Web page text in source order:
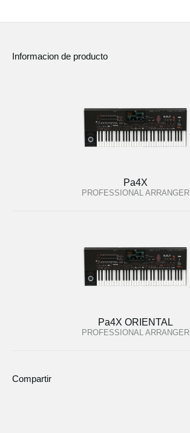
Informacion de producto
Pa4X
PROFESSIONAL ARRANGER
Pa4X ORIENTAL
PROFESSIONAL ARRANGER
Compartir